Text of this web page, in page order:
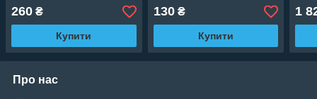
260 ₴
Купити
130₴
Купити
1
Про нас